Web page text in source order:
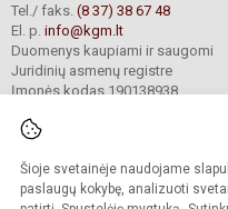
Šioje svetainėje naudojame
paslaugų kokybę, analizuoti
Tel./ faks. (8 37) 38 67 48
El. p. info@kgm.lt
Duomenys kaupiami ir saugomi
Juridinių asmenų registre
Įmonės kodas 190138938
© 2024. Kauno Kazio
Kopijuoti turinį be raštiško